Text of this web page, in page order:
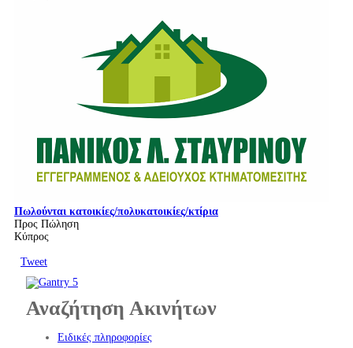
Πωλούνται κατοικίες/πολυκατοικίες/κτίρια
Προς Πώληση
Κύπρος
Tweet
Αναζήτηση Ακινήτων
Ειδικές πληροφορίες